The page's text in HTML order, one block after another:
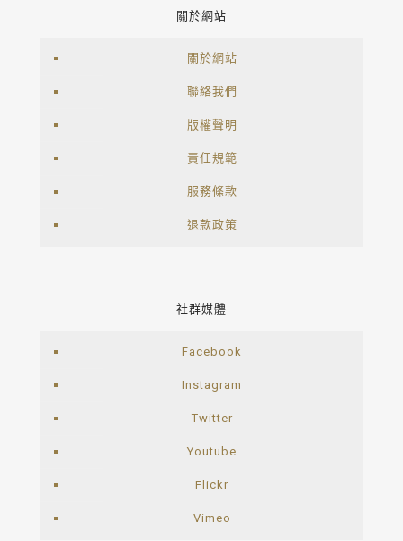
關於網站
關於網站
聯絡我們
版權聲明
責任規範
服務條款
退款政策
社群媒體
Facebook
Instagram
Twitter
Youtube
Flickr
Vimeo